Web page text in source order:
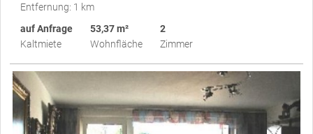
Entfernung: 1 km
auf Anfrage
Kaltmiete
53,37 m²
Wohnfläche
2
Zimmer